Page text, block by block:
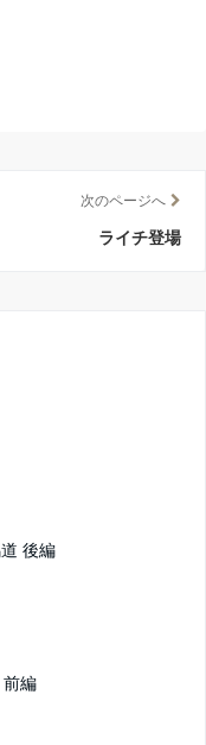
次のページへ
ライチ登場
後編
編